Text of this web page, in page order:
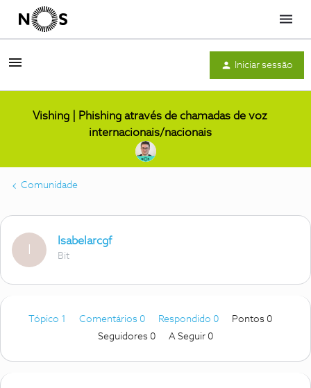
Menu
Iniciar sessão
Vishing | Phishing através de chamadas de voz
internacionais/nacionais
Comunidade
Isabelarcgf
Bit
Tópico 1 Comentários 0 Respondido 0
Pontos 0
Seguidores 0 A Seguir 0